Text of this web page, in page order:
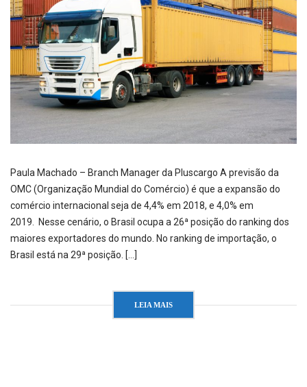
Paula Machado – Branch Manager da Pluscargo A previsão da
OMC (Organização Mundial do Comércio) é que a expansão do
comércio internacional seja de 4,4% em 2018, e 4,0% em
2019. Nesse cenário, o Brasil ocupa a 26ª posição do ranking dos
maiores exportadores do mundo. No ranking de importação, o
Brasil está na 29ª posição. […]
LEIA MAIS